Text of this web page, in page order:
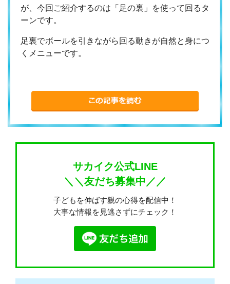
が、今回ご紹介するのは「足の裏」を使って回るタ
ーンです。
足裏でボールを引きながら回る動きが自然と身につ
くメニューです。
サカイク公式LINE
＼＼友だち募集中／／
子どもを伸ばす親の心得を配信中！
大事な情報を見逃さずにチェック！